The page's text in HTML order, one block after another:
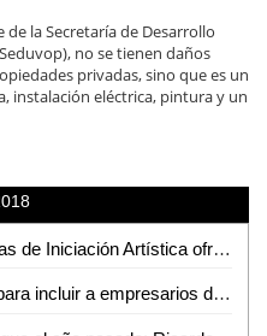
la Secretaría de Desarrollo
no se tienen daños
privadas, sino que es un
instalación eléctrica, pintura y un
Programa Nacional de Escuelas de Iniciación Artística ofrecerá cursos de Verano
Se traerán proyectos nuevos para incluir a empresarios de la región: Arturo Navarro Lomelí